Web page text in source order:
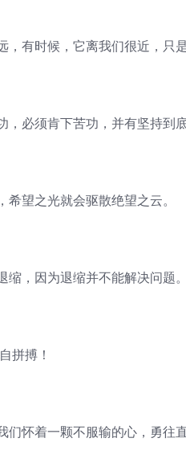
有时候，它离我们很近，只
必须肯下苦功，并有坚持到底
望之光就会驱散绝望之云。
缩，因为退缩并不能解决问题
拼搏！
怀着一颗不服输的心，勇往